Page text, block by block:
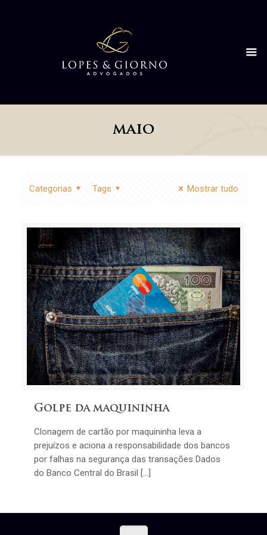
maio
Categorias Tags Mostrar tudo
Golpe da maquininha
Clonagem de cartão por maquininha leva a
prejuízos e aciona a responsabilidade dos bancos
por falhas na segurança das transações Dados
do Banco Central do Brasil […]